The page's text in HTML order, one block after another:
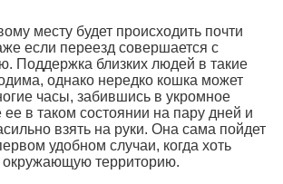
месту будет происходить почти
если переезд совершается с
Поддержка близких людей в такие
однако нередко кошка может
часы, забившись в укромное
ее в таком состоянии на пару дней и
взять на руки. Она сама пойдет
удобном случаи, когда хоть
окружающую территорию.